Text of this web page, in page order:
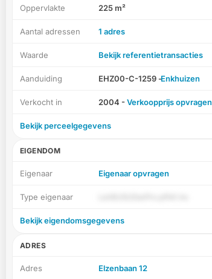
Oppervlakte 225 m²
Aantal adressen 1 adres
Waarde Bekijk referentietransacties
Aanduiding EHZ00-C-1259 -Enkhuizen
Verkocht in 2004 - Verkoopprijs opvragen
Bekijk perceelgegevens
EIGENDOM
Eigenaar Eigenaar opvragen
Type eigenaar
Bekijk eigendomsgegevens
ADRES
Adres Elzenbaan 12